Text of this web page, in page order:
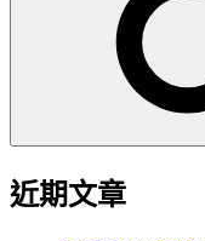
近期文章